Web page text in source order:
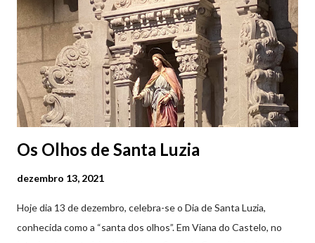
Castelo (2019.10.25) Feira Semanal em Viana do Castelo
(2019.10.25)
Os Olhos de Santa Luzia
dezembro 13, 2021
Hoje dia 13 de dezembro, celebra-se o Dia de Santa Luzia,
conhecida como a “santa dos olhos”. Em Viana do Castelo, no